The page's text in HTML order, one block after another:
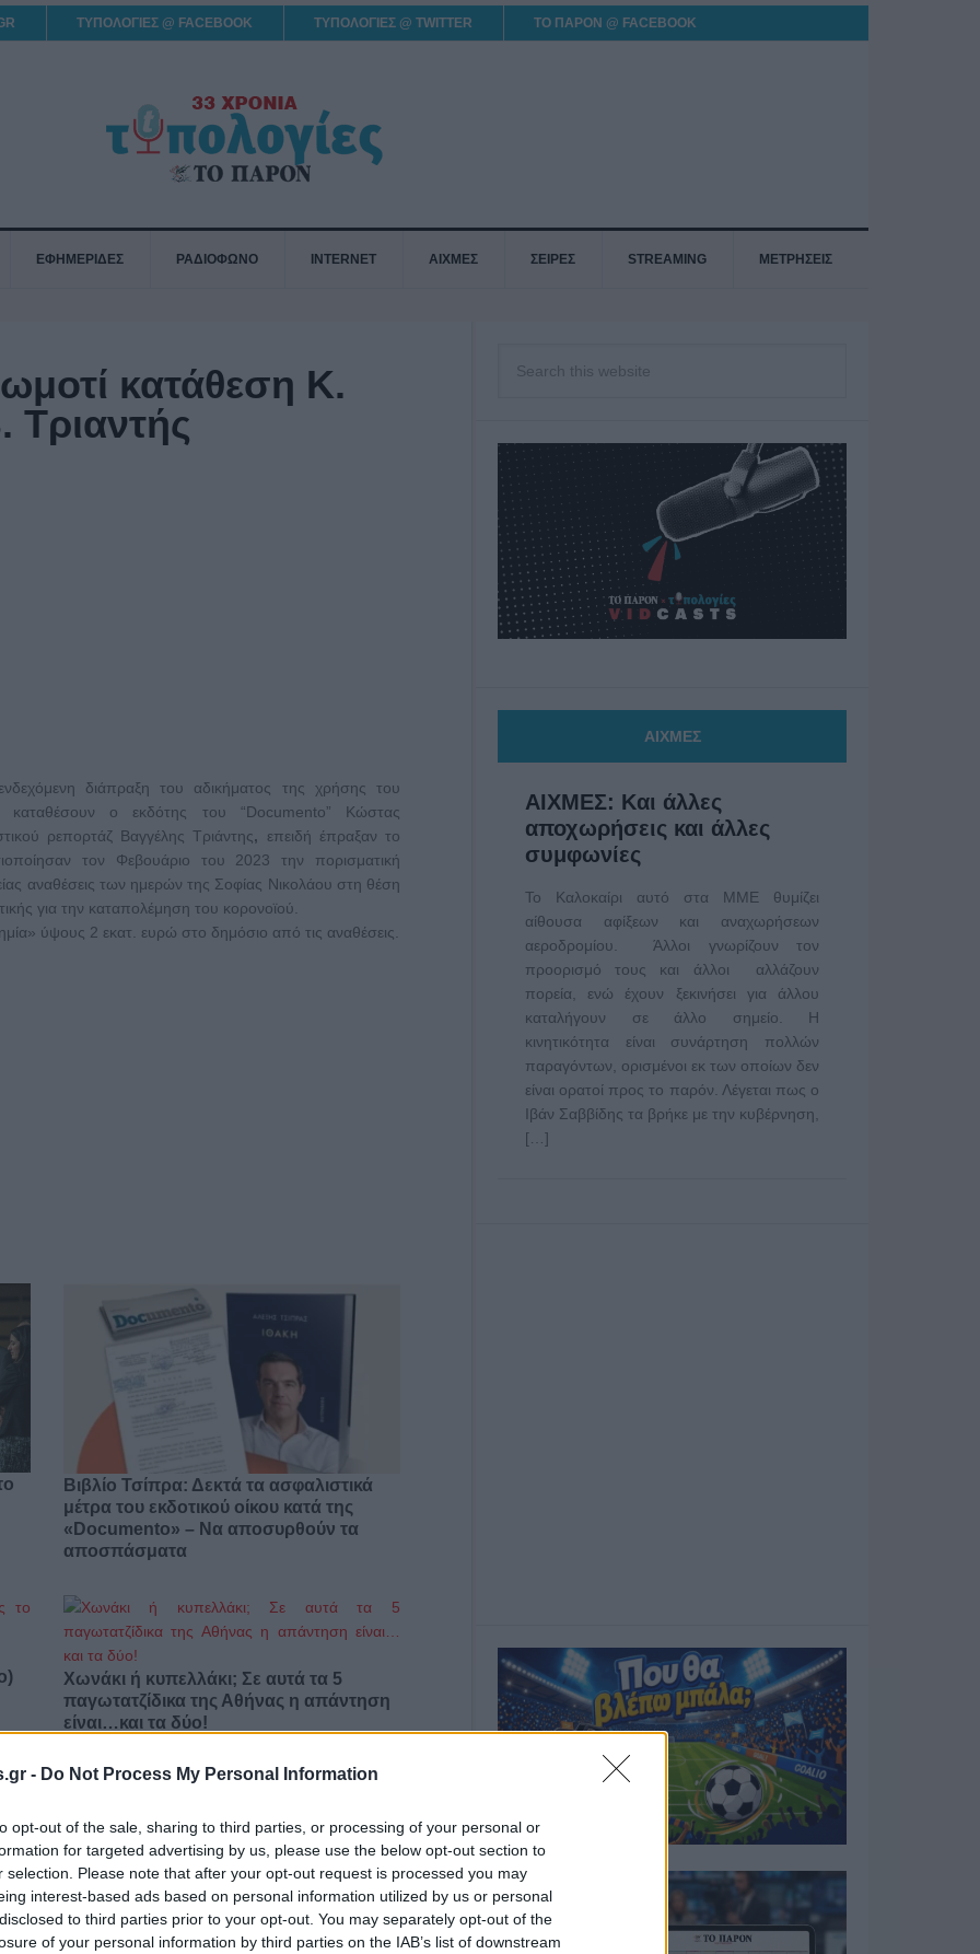
- Do Not Process My Personal Information
opt-out of the sale, sharing to third parties, or processing of your personal or
for targeted advertising by us, please use the below opt-out section to
selection. Please note that after your opt-out request is processed you may
interest-based ads based on personal information utilized by us or personal
to third parties prior to your opt-out. You may separately opt-out of the
of your personal information by third parties on the IAB’s list of downstream
ΤΥΠΟΛΟΓΙΕΣ @ FACEBOOK ΤΥΠΟΛΟΓΙΕΣ @ TWITTER ΤΟ ΠΑΡΟΝ @ FACEBOOK
ΕΦΗΜΕΡΙΔΕΣ ΡΑΔΙΟΦΩΝΟ INTERNET ΑΙΧΜΕΣ ΣΕΙΡΕΣ STREAMING ΜΕΤΡΗΣΕΙΣ
κατάθεση Κ.
Τριαντής
διάπραξη του αδικήματος της χρήσης του
καταθέσουν ο εκδότης του “Documento” Κώστας
ρεπορτάζ Βαγγέλης Τριάντης, επειδή έπραξαν το
τον Φεβουάριο του 2023 την πορισματική
αναθέσεις των ημερών της Σοφίας Νικολάου στη θέση
για την καταπολέμηση του κορονοϊού.
ύψους 2 εκατ. ευρώ στο δημόσιο από τις αναθέσεις.
Βιβλίο Τσίπρα: Δεκτά τα ασφαλιστικά
μέτρα του εκδοτικού οίκου κατά της
«Documento» – Να αποσυρθούν τα
αποσπάσματα
Χωνάκι ή κυπελλάκι; Σε αυτά τα 5
παγωτατζίδικα της Αθήνας η απάντηση
είναι…και τα δύο!
Αυτά είναι τα 4 prints στα μαγιό που θα
βλέπεις σε κάθε παραλία φέτος!
ΑΙΧΜΕΣ
ΑΙΧΜΕΣ: Και άλλες
αποχωρήσεις και άλλες
συμφωνίες
Το Καλοκαίρι αυτό στα ΜΜΕ θυμίζει
αίθουσα αφίξεων και αναχωρήσεων
αεροδρομίου. Άλλοι γνωρίζουν τον
προορισμό τους και άλλοι αλλάζουν
πορεία, ενώ έχουν ξεκινήσει για άλλου
καταλήγουν σε άλλο σημείο. Η
κινητικότητα είναι συνάρτηση πολλών
παραγόντων, ορισμένοι εκ των οποίων δεν
είναι ορατοί προς το παρόν. Λέγεται πως ο
Ιβάν Σαββίδης τα βρήκε με την κυβέρνηση,
[…]